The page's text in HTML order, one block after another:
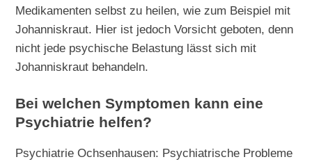
Medikamenten selbst zu heilen, wie zum Beispiel mit
Johanniskraut. Hier ist jedoch Vorsicht geboten, denn
nicht jede psychische Belastung lässt sich mit
Johanniskraut behandeln.
Bei welchen Symptomen kann eine
Psychiatrie helfen?
Psychiatrie Ochsenhausen: Psychiatrische Probleme